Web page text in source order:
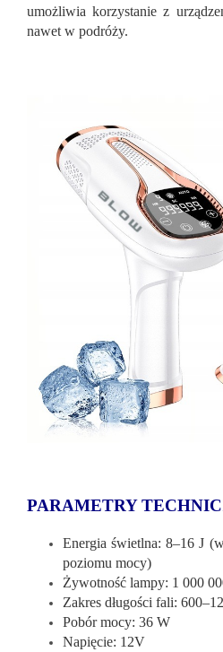
umożliwia korzystanie z
nawet w podróży.
PARAMETRY
Energia świetlna: 8–16 J
poziomu mocy)
Żywotność lampy: 1 000
Zakres długości fali:
Pobór mocy: 36 W
Napięcie: 12V